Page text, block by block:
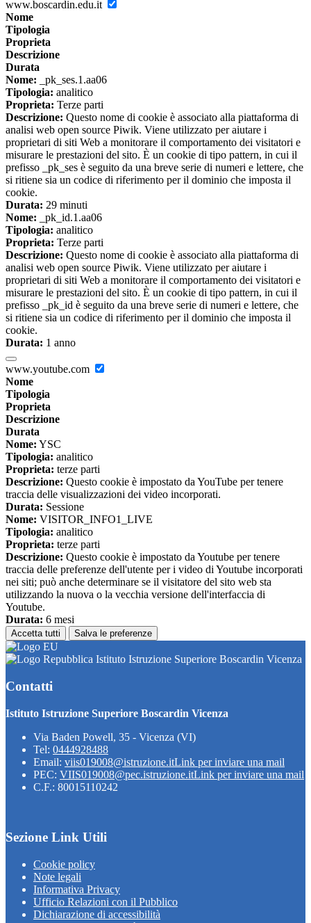
www.boscardin.edu.it
Nome
Tipologia
Proprieta
Descrizione
Durata
Nome: _pk_ses.1.aa06
Tipologia: analitico
Proprieta: Terze parti
Descrizione: Questo nome di cookie è associato alla piattaforma di
analisi web open source Piwik. Viene utilizzato per aiutare i
proprietari di siti Web a monitorare il comportamento dei visitatori e
misurare le prestazioni del sito. È un cookie di tipo pattern, in cui il
prefisso _pk_ses è seguito da una breve serie di numeri e lettere, che
si ritiene sia un codice di riferimento per il dominio che imposta il
cookie.
Durata: 29 minuti
Nome: _pk_id.1.aa06
Tipologia: analitico
Proprieta: Terze parti
Descrizione: Questo nome di cookie è associato alla piattaforma di
analisi web open source Piwik. Viene utilizzato per aiutare i
proprietari di siti Web a monitorare il comportamento dei visitatori e
misurare le prestazioni del sito. È un cookie di tipo pattern, in cui il
prefisso _pk_id è seguito da una breve serie di numeri e lettere, che
si ritiene sia un codice di riferimento per il dominio che imposta il
cookie.
Durata: 1 anno
www.youtube.com
Nome
Tipologia
Proprieta
Descrizione
Durata
Nome: YSC
Tipologia: analitico
Proprieta: terze parti
Descrizione: Questo cookie è impostato da YouTube per tenere
traccia delle visualizzazioni dei video incorporati.
Durata: Sessione
Nome: VISITOR_INFO1_LIVE
Tipologia: analitico
Proprieta: terze parti
Descrizione: Questo cookie è impostato da Youtube per tenere
traccia delle preferenze dell'utente per i video di Youtube incorporati
nei siti; può anche determinare se il visitatore del sito web sta
utilizzando la nuova o la vecchia versione dell'interfaccia di
Youtube.
Durata: 6 mesi
Accetta tutti Salva le preferenze
Istituto Istruzione Superiore Boscardin Vicenza
Contatti
Istituto Istruzione Superiore Boscardin Vicenza
Via Baden Powell, 35 - Vicenza (VI)
Tel: 0444928488
Email: viis019008@istruzione.itLink per inviare una mail
PEC: VIIS019008@pec.istruzione.itLink per inviare una mail
C.F.: 80015110242
Sezione Link Utili
Cookie policy
Note legali
Informativa Privacy
Ufficio Relazioni con il Pubblico
Dichiarazione di accessibilità